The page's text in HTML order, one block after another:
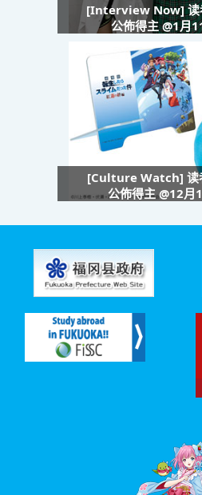
[Interview Now] 读
公佈得主 @1月
[Culture Watch] 读
公佈得主 @12月